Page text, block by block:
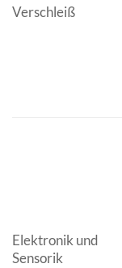
Verschleiß
Elektronik und
Sensorik